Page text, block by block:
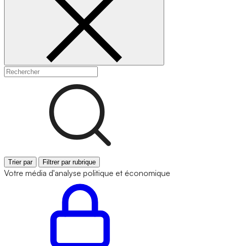
Trier par Filtrer par rubrique
Votre média d'analyse politique et économique